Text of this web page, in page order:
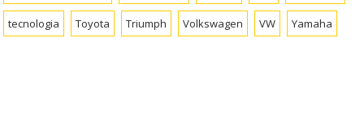
tecnologia Toyota Triumph Volkswagen VW Yamaha